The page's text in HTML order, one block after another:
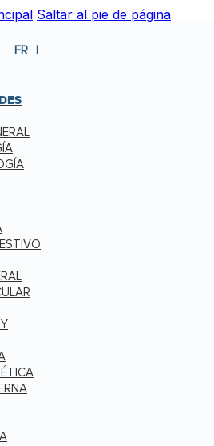
Saltar al pie de página
FR